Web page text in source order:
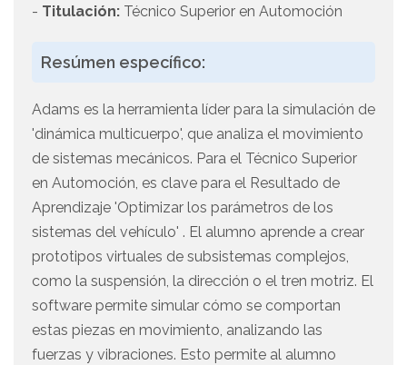
- Titulación: Técnico Superior en Automoción
Resúmen específico:
Adams es la herramienta líder para la simulación de
'dinámica multicuerpo', que analiza el movimiento
de sistemas mecánicos. Para el Técnico Superior
en Automoción, es clave para el Resultado de
Aprendizaje 'Optimizar los parámetros de los
sistemas del vehículo' . El alumno aprende a crear
prototipos virtuales de subsistemas complejos,
como la suspensión, la dirección o el tren motriz. El
software permite simular cómo se comportan
estas piezas en movimiento, analizando las
fuerzas y vibraciones. Esto permite al alumno